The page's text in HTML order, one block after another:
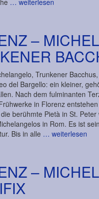
… weiterlesen
–
Trunkener
del Bargello: ein kleiner,
Nach dem fulminanten
in Florenz
berühmte Pietà in St.
in Rom. Es ist
Bis in alle … weiterlesen
–